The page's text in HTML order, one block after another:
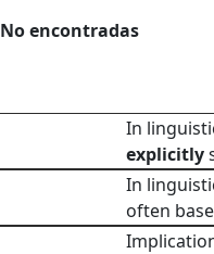
No encontradas
In
explicitly
In
often